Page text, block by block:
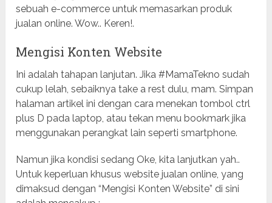
sebuah e-commerce untuk memasarkan produk
jualan online. Wow.. Keren!.
Mengisi Konten Website
Ini adalah tahapan lanjutan. Jika #MamaTekno sudah
cukup lelah, sebaiknya take a rest dulu, mam. Simpan
halaman artikel ini dengan cara menekan tombol ctrl
plus D pada laptop, atau tekan menu bookmark jika
menggunakan perangkat lain seperti smartphone.
Namun jika kondisi sedang Oke, kita lanjutkan yah..
Untuk keperluan khusus website jualan online, yang
dimaksud dengan “Mengisi Konten Website” di sini